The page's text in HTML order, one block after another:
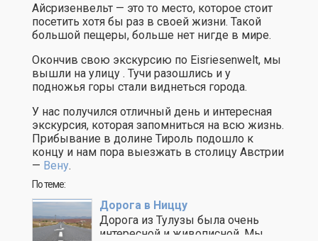
Айсризенвельт — это то место, которое стоит
посетить хотя бы раз в своей жизни. Такой
большой пещеры, больше нет нигде в мире.
Окончив свою экскурсию по Eisriesenwelt, мы
вышли на улицу . Тучи разошлись и у
подножья горы стали виднеться города.
У нас получился отличный день и интересная
экскурсия, которая запомниться на всю жизнь.
Прибывание в долине Тироль подошло к
концу и нам пора выезжать в столицу Австрии
— Вену.
По теме:
Дорога в Ниццу
Дорога из Тулузы была очень
интересной и живописной. Мы